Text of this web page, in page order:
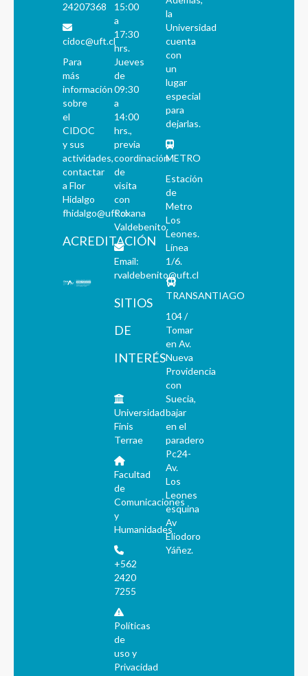
24207368
cidoc@uft.cl
Para
más
información
sobre
el
CIDOC
y sus
actividades,
contactar
a Flor
Hidalgo
fhidalgo@uft.cl
ACREDITACIÓN
15:00
a
17:30
hrs.
Jueves
de
09:30
a
14:00
hrs.,
previa
coordinación
de
visita
con
Roxana
Valdebenito.
Email:
rvaldebenito@uft.cl
SITIOS
DE
INTERÉS
Universidad
Finis
Terrae
Facultad
de
Comunicaciones
y
Humanidades
+562
2420
7255
Políticas
de
uso y
Privacidad
la
Universidad
cuenta
con
un
lugar
especial
para
dejarlas.
METRO
Estación
de
Metro
Los
Leones.
Línea
1/6.
TRANSANTIAGO
104 /
Tomar
en Av.
Nueva
Providencia
con
Suecia,
bajar
en el
paradero
Pc24-
Av.
Los
Leones
esquina
Av
Eliodoro
Yáñez.